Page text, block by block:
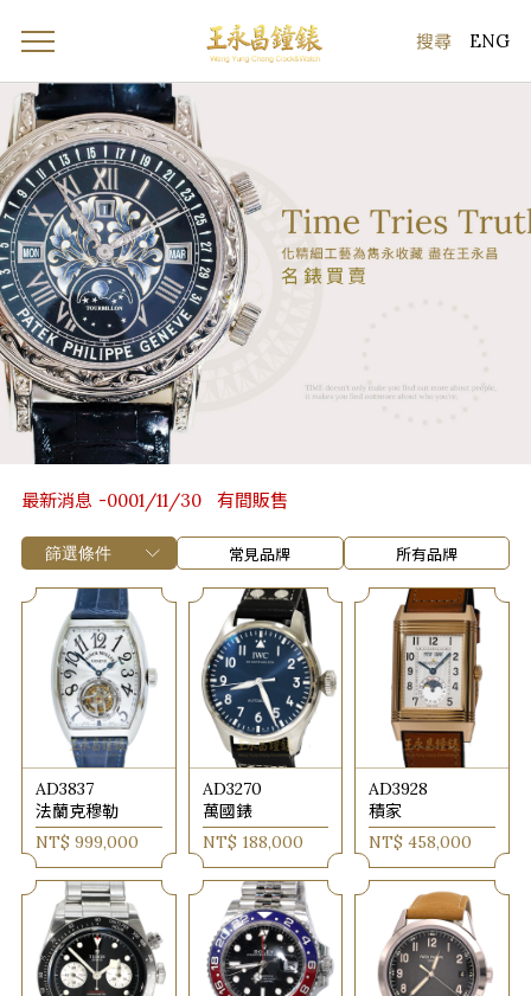
ENG
最新消息 -0001/11/30 有間販售
常見品牌 所有品牌
AD3837
法蘭克穆勒
NT$ 999,000
AD3270
萬國錶
NT$ 188,000
AD3928
積家
NT$ 458,000